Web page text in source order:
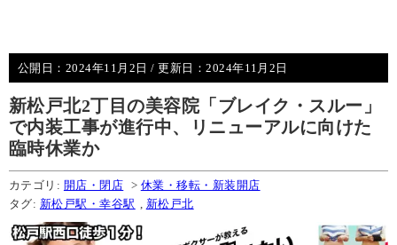
公開日： 2024年11月2日 / 更新日：2024年11月2日
新松戸北2丁目の美容院「ブレイク・スルー」
で内装工事が進行中、リニューアルに向けた
臨時休業か
カテゴリ: 開店・閉店 > 休業・移転・新装開店
タグ: 新松戸駅・幸谷駅 新松戸北